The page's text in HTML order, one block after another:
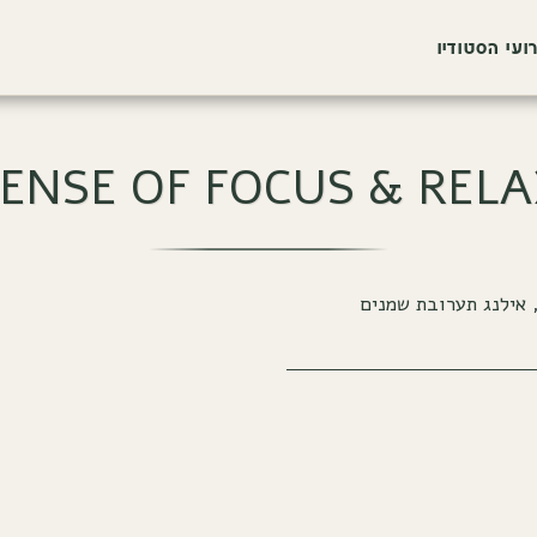
הסטודיו
OF FOCUS &
אילנג תערובת שמנים